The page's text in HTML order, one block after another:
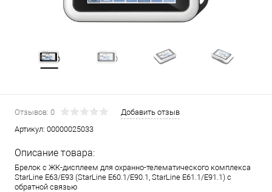
Отзывов: 0
Добавить отзыв
Артикул: 00000025033
Описание товара:
Брелок с ЖК-дисплеем для охранно-телематического комплекса
StarLine E63/E93 (StarLine E60.1/E90.1, StarLine E61.1/E91.1) с
обратной связью